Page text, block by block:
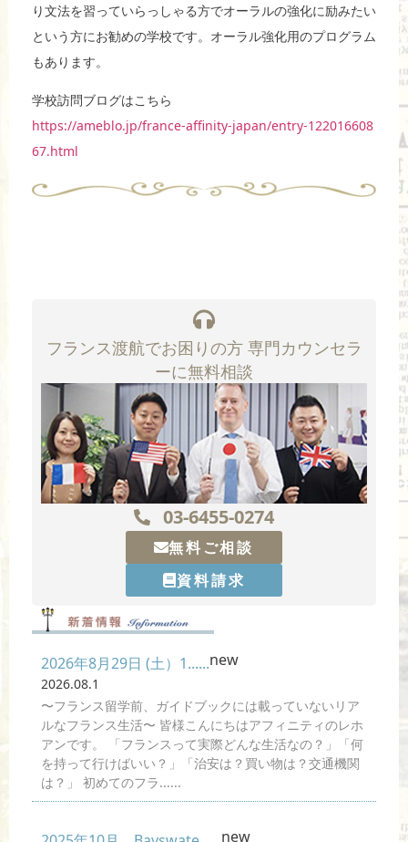
り文法を習っていらっしゃる方でオーラルの強化に励みたい
という方にお勧めの学校です。オーラル強化用のプログラム
もあります。
学校訪問ブログはこちら
https://ameblo.jp/france-affinity-japan/entry-122016608
67.html
フランス渡航でお困りの方 専門カウンセラ
ーに無料相談
03-6455-0274
無料ご相談
資料請求
2026年8月29日 (土）1......new
2026.08.1
〜フランス留学前、ガイドブックには載っていないリア
ルなフランス生活〜 皆様こんにちはアフィニティのレホ
アンです。 「フランスって実際どんな生活なの？」「何
を持って行けばいい？」「治安は？買い物は？交通機関
は？」 初めてのフラ......
new